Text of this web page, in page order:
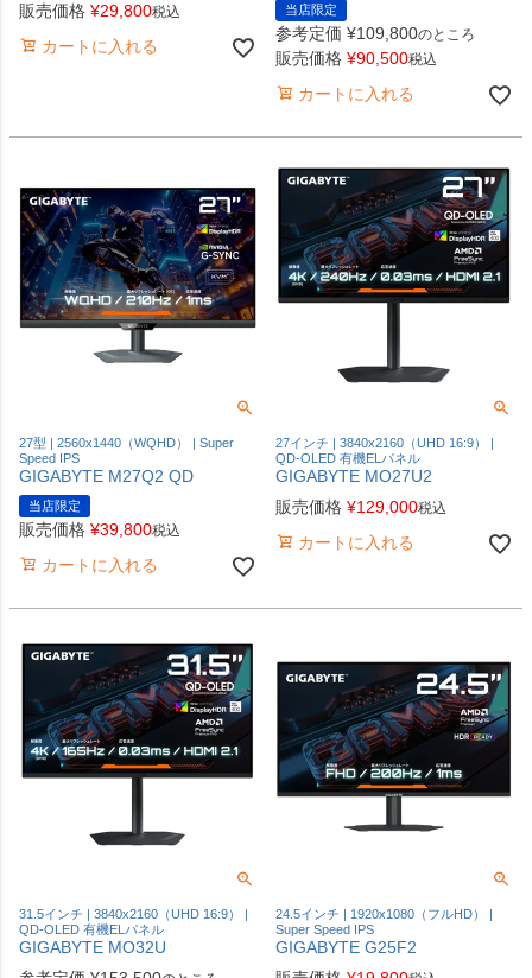
販売価格 ¥29,800税込
カートに入れる
当店限定
参考定価 ¥109,800のところ
販売価格 ¥90,500税込
カートに入れる
27型 | 2560x1440（WQHD） | Super
Speed IPS
GIGABYTE M27Q2 QD
当店限定
販売価格 ¥39,800税込
カートに入れる
27インチ | 3840x2160（UHD 16:9） |
QD-OLED 有機ELパネル
GIGABYTE MO27U2
販売価格 ¥129,000税込
カートに入れる
31.5インチ | 3840x2160（UHD 16:9） |
QD-OLED 有機ELパネル
GIGABYTE MO32U
24.5インチ | 1920x1080（フルHD） |
Super Speed IPS
GIGABYTE G25F2